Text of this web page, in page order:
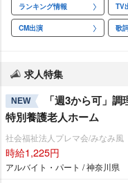
ランキング情報 TV
CM出演 歌
求人特集
NEW
「週3から可」
特別養護老人ホーム
社会福祉法人プレマ会/みなみ風
時給1,225円
アルバイト・パート / 神奈川県